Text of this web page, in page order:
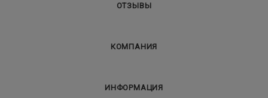
ОТЗЫВЫ
КОМПАНИЯ
ИНФОРМАЦИЯ